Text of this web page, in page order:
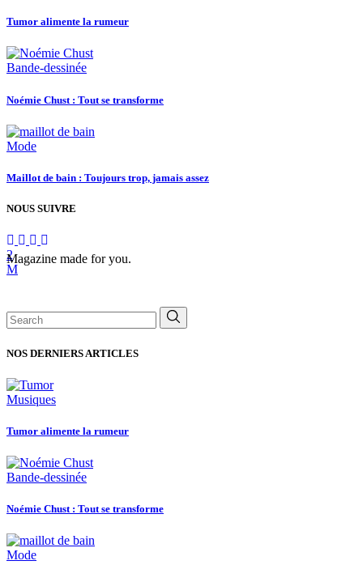
Tumor alimente la rumeur
Bande-dessinée
Noémie Chust : Tout se transforme
Mode
Maillot de bain : Toujours trop, jamais assez
NOUS SUIVRE
Magazine made for you.
Search
for:
NOS DERNIERS ARTICLES
Musiques
Tumor alimente la rumeur
Bande-dessinée
Noémie Chust : Tout se transforme
Mode